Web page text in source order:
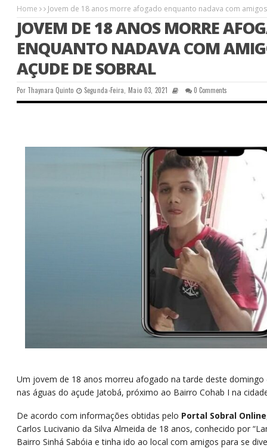
Home Jovem de 18 anos morre afogado enquanto nadava com
JOVEM DE 18 ANOS MORRE
ENQUANTO NADAVA COM
AÇUDE DE SOBRAL
Por Thaynara Quinto Segunda-Feira, Maio 03, 2021 0 Comments
Um jovem de 18 anos morreu afogado na tarde deste domingo
nas águas do açude Jatobá, próximo ao Bairro Cohab I na
De acordo com informações obtidas pelo Portal Sobral Online
Carlos Lucivanio da Silva Almeida de 18 anos, conhecido por
Bairro Sinhá Sabóia e tinha ido ao local com amigos para se